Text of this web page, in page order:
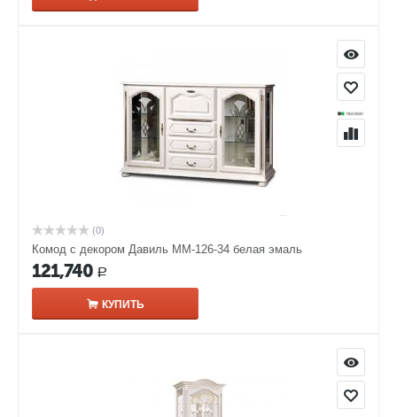
(0)
Комод с декором Давиль ММ-126-34 белая эмаль
121,740 Р
КУПИТЬ